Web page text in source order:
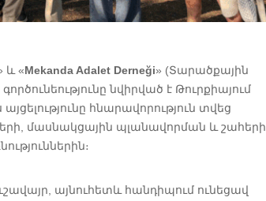
և « Mekanda Adalet Derneği» (Տարածքային
նվիրված է Թուրքիայում
հնարավորություն տվեց
մասնակցային պլանավորման և շահերի
այնուհետև հանդիպում ունեցավ